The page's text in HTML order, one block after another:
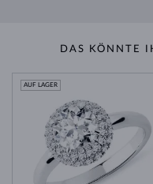
DAS KÖNNTE
AUF LAGER